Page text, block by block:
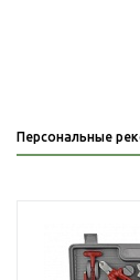
Персональные